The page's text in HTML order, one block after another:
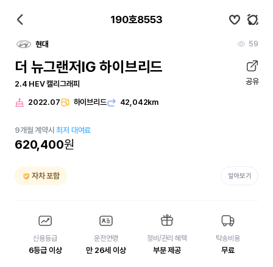
190호8553
현대 59
더 뉴그랜저IG 하이브리드
2.4 HEV 캘리그래피 공유
2022.07 하이브리드 42,042km
9개월 계약시최저 대여료
620,400원
자차 포함 알아보기
신용등급
6등급 이상
운전연령
만 26세 이상
정비/관리 혜택
부분 제공
탁송비용
무료